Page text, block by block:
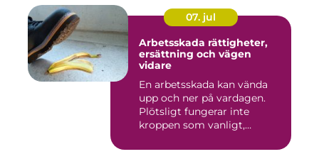
07. jul
Arbetsskada rättigheter,
ersättning och vägen
vidare
En arbetsskada kan vända
upp och ner på vardagen.
Plötsligt fungerar inte
kroppen som vanligt,